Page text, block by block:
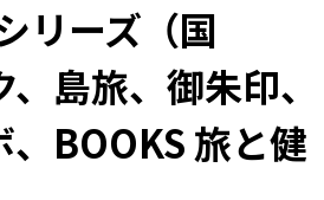
リーズ（国
島旅、御朱印、
BOOKS 旅と健